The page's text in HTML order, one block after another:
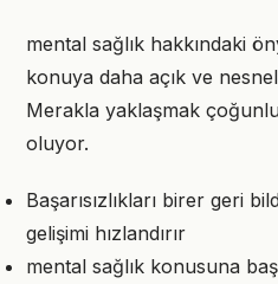
mental sağlık hakkındaki
konuya daha açık ve nesnel
Merakla yaklaşmak
oluyor.
Başarısızlıkları birer geri
gelişimi hızlandırır
mental sağlık konusuna